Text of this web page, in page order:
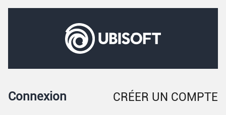
Connexion CRÉER UN COMPTE